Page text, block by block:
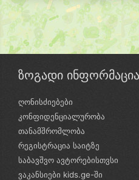
ზოგადი ინფორმაცია
ღონისძიებები
კონფიდენციალურობა
თანამშრომლობა
რეგისტრაცია საიტზე
საბავშვო ავტორებისთვსი
ვაკანსიები kids.ge-ში